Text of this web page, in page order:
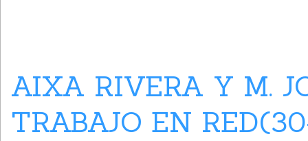
AIXA RIVERA Y M.
TRABAJO EN